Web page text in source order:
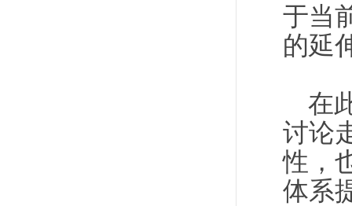
于当
的延
在
讨论
性，
体系